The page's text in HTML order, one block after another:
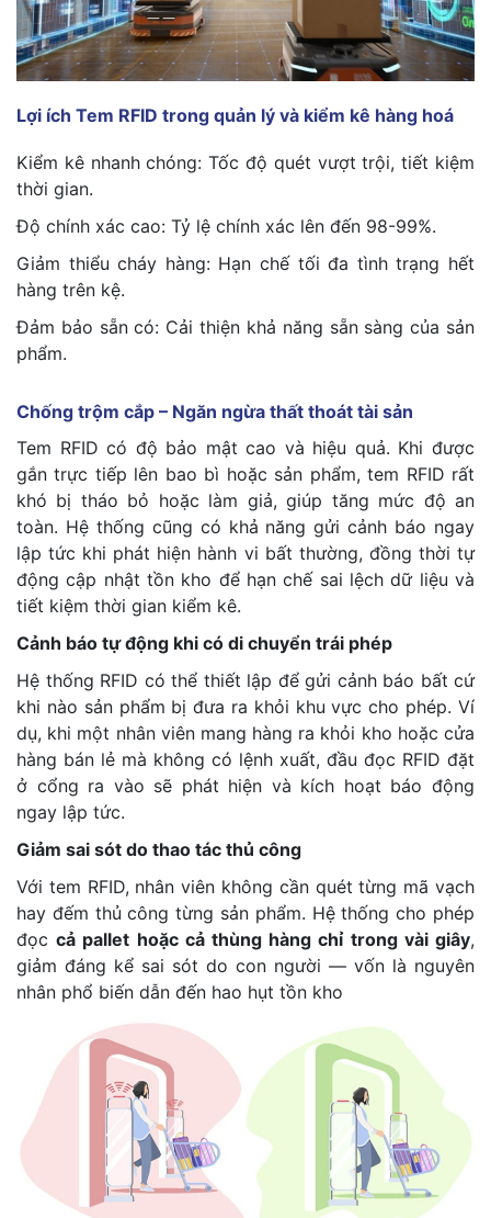
Lợi ích Tem RFID trong quản lý và kiểm kê hàng hoá
Kiểm kê nhanh chóng: Tốc độ quét vượt trội, tiết kiệm
thời gian.
Độ chính xác cao: Tỷ lệ chính xác lên đến 98-99%.
Giảm thiểu cháy hàng: Hạn chế tối đa tình trạng hết
hàng trên kệ.
Đảm bảo sẵn có: Cải thiện khả năng sẵn sàng của sản
phẩm.
Chống trộm cắp – Ngăn ngừa thất thoát tài sản
Tem RFID có độ bảo mật cao và hiệu quả. Khi được
gắn trực tiếp lên bao bì hoặc sản phẩm, tem RFID rất
khó bị tháo bỏ hoặc làm giả, giúp tăng mức độ an
toàn. Hệ thống cũng có khả năng gửi cảnh báo ngay
lập tức khi phát hiện hành vi bất thường, đồng thời tự
động cập nhật tồn kho để hạn chế sai lệch dữ liệu và
tiết kiệm thời gian kiểm kê.
Cảnh báo tự động khi có di chuyển trái phép
Hệ thống RFID có thể thiết lập để gửi cảnh báo bất cứ
khi nào sản phẩm bị đưa ra khỏi khu vực cho phép. Ví
dụ, khi một nhân viên mang hàng ra khỏi kho hoặc cửa
hàng bán lẻ mà không có lệnh xuất, đầu đọc RFID đặt
ở cổng ra vào sẽ phát hiện và kích hoạt báo động
ngay lập tức.
Giảm sai sót do thao tác thủ công
Với tem RFID, nhân viên không cần quét từng mã vạch
hay đếm thủ công từng sản phẩm. Hệ thống cho phép
đọccả pallet hoặc cả thùng hàng chỉ trong vài giây,
giảm đáng kể sai sót do con người — vốn là nguyên
nhân phổ biến dẫn đến hao hụt tồn kho